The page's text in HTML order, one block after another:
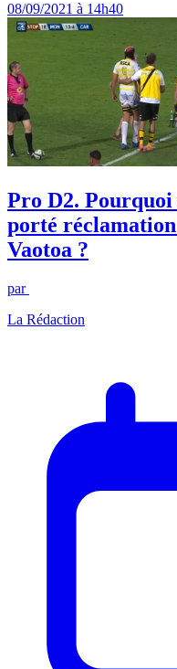
08/09/2021 à 14h40
Pro D2. Pourquoi
porté
Vaotoa ?
par
La Rédaction